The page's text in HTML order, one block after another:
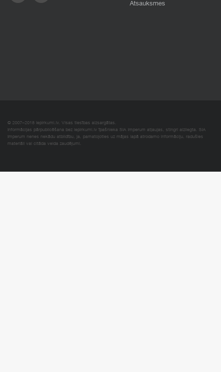
Atsauksmes
© 2007–2018 Iepirkumi.lv. Visas tiesības aizsargātas.
Informācijas pārpublicēšana bez iepirkumi.lv īpašnieka SIA Imperum atļaujas, stingri aizliegta. SIA
Imperum nenes nekādu atbildību, ja, pamatojoties uz mājas lapā atrodamo informāciju, radušies
materiāli vai citāda veida zaudējumi.